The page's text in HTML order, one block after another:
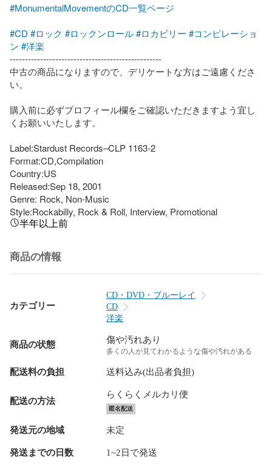
#MonumentalMovementのCD一覧ページ
#CD #ロック #ロックンロール#ロカビリー #コンピレーショ
ン #洋楽
--------------------------------------------------
中古の商品になりますので、デリケートな方はご遠慮くださ
い。
購入前に必ずプロフィール欄をご確認いただきますよう宜し
くお願いいたします。
Label:Stardust Records–CLP 1163-2
Format:CD,Compilation
Country:US
Released:Sep 18, 2001
Genre: Rock, Non-Music
Style:Rockabilly, Rock & Roll, Interview, Promotional
半年以上前
商品の情報
カテゴリー
CD・DVD・ブルーレイ
CD
洋楽
商品の状態 傷や汚れあり
多くの人が見てわかるような傷や汚れがある
配送料の負担 送料込み(出品者負担)
配送の方法
らくらくメルカリ便
匿名配送
発送元の地域 未定
発送までの日数 1~2日で発送